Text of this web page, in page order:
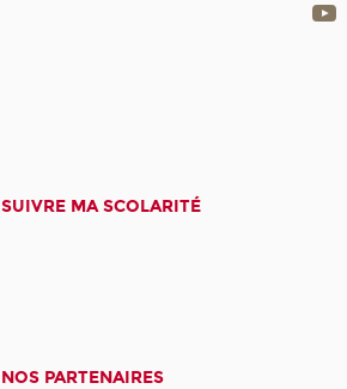
SUIVRE MA SCOLARITÉ
NOS PARTENAIRES